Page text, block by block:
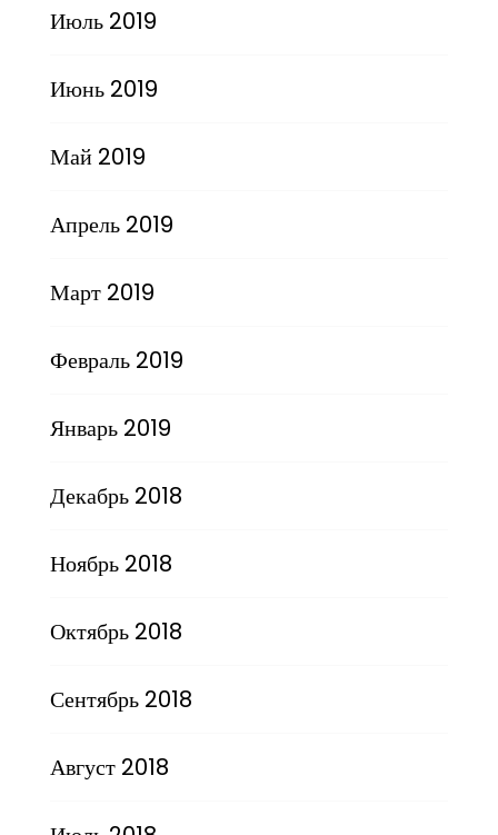
Июль 2019
Июнь 2019
Май 2019
Апрель 2019
Март 2019
Февраль 2019
Январь 2019
Декабрь 2018
Ноябрь 2018
Октябрь 2018
Сентябрь 2018
Август 2018